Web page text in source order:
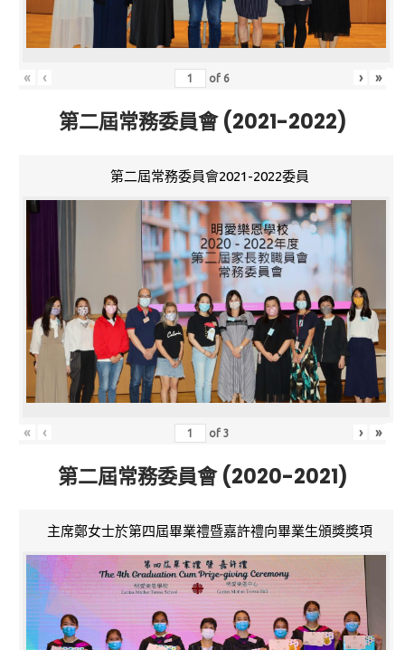
« ‹ of 6 › »
第二屆常務委員會 (2021-2022)
第二屆常務委員會2021-2022委員
« ‹ of3 › »
第二屆常務委員會 (2020-2021)
主席鄭女士於第四屆畢業禮暨嘉許禮向畢業生頒獎獎項